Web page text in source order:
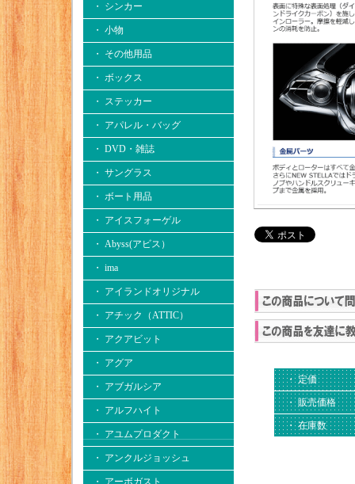
・ シンカー
・ 小物
・ その他用品
・ ボックス
・ ステッカー
・ アパレル・バッグ
・ DVD・雑誌
・ サングラス
・ ボート用品
・ アイスフォーゲル
・ Abyss(アビス）
・ ima
・ アイランドオリジナル
・ アチック（ATTIC）
・ アクアビット
・ アグア
・ アブガルシア
・ アルフハイト
・ アユムプロダクト
・ アンクルジョッシュ
・ アーボガスト
・ 定価
・ 販売価格
・ 在庫数